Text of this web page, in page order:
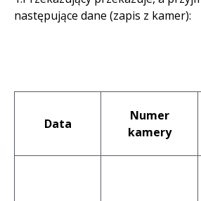
następujące dane (zapis z kamer):
Data
Numer
kamery